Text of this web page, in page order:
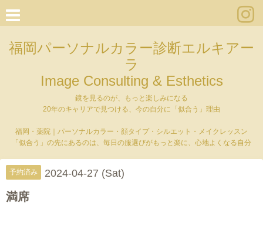
福岡パーソナルカラー診断エルキアー
ラ
Image Consulting & Esthetics
鏡を見るのが、もっと楽しみになる
20年のキャリアで見つける、今の自分に「似合う」理由
福岡・薬院｜パーソナルカラー・顔タイプ・シルエット・メイクレッスン
「似合う」の先にあるのは、毎日の服選びがもっと楽に、心地よくなる自分
予約済み 2024-04-27 (Sat)
満席